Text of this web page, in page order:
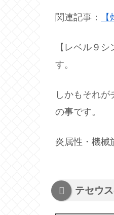
関連記事：
【レベル９
す。
しかもそれ
の事です。
炎属性・機械
テセウ